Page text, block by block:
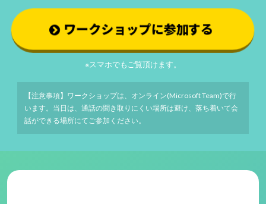
ワークショップに参加する
※スマホでもご覧頂けます。
【注意事項】ワークショップは、オンライン(Microsoft Team)で行
います。当日は、通話の聞き取りにくい場所は避け、落ち着いて会
話ができる場所にてご参加ください。